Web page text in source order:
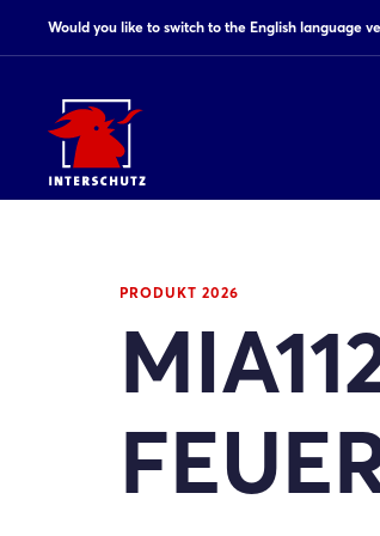
Would you like to switch to the English language
PRODUKT 2026